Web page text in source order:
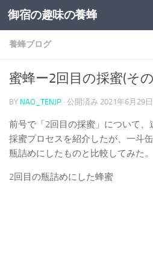
コンテンツへスキップ
御宿の趣味の養蜂
養蜂ブログ
蜜蜂ー2回目の採蜜(そ
BY NAO_TENJP · 公開済み 2021年6月29日
前号で「2回目の採蜜」について
採蜜プロセスを紹介したが、一斗
瓶詰めにしたものと比較してみた。
2回目の瓶詰めにした蜂蜜